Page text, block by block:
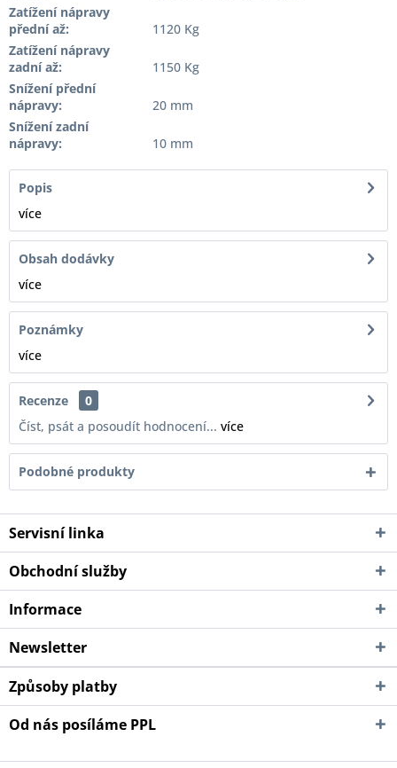
Zatížení nápravy
přední až:
1120 Kg
Zatížení nápravy
zadní až:
1150 Kg
Snížení přední
nápravy:
20 mm
Snížení zadní
nápravy:
10 mm
Popis
více
Obsah dodávky
více
Poznámky
více
Recenze
0
Číst, psát a posoudít hodnocení... více
Podobné produkty
Servisní linka
Obchodní služby
Informace
Newsletter
Způsoby platby
Od nás posíláme PPL